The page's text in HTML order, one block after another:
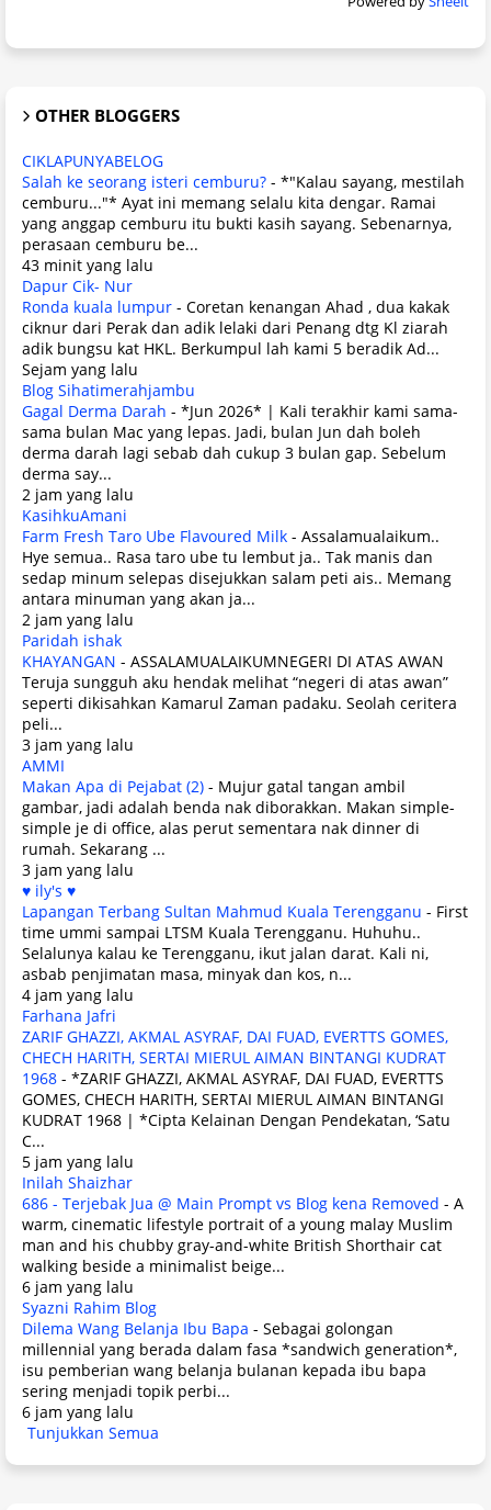
OTHER BLOGGERS
CIKLAPUNYABELOG
Salah ke seorang isteri cemburu? - *"Kalau sayang, mestilah
cemburu..."* Ayat ini memang selalu kita dengar. Ramai
yang anggap cemburu itu bukti kasih sayang. Sebenarnya,
perasaan cemburu be...
43 minit yang lalu
Dapur Cik- Nur
Ronda kuala lumpur - Coretan kenangan Ahad , dua kakak
ciknur dari Perak dan adik lelaki dari Penang dtg Kl ziarah
adik bungsu kat HKL. Berkumpul lah kami 5 beradik Ad...
Sejam yang lalu
Blog Sihatimerahjambu
Gagal Derma Darah - *Jun 2026* | Kali terakhir kami sama-
sama bulan Mac yang lepas. Jadi, bulan Jun dah boleh
derma darah lagi sebab dah cukup 3 bulan gap. Sebelum
derma say...
2 jam yang lalu
KasihkuAmani
Farm Fresh Taro Ube Flavoured Milk - Assalamualaikum..
Hye semua.. Rasa taro ube tu lembut ja.. Tak manis dan
sedap minum selepas disejukkan salam peti ais.. Memang
antara minuman yang akan ja...
2 jam yang lalu
Paridah ishak
KHAYANGAN - ASSALAMUALAIKUMNEGERI DI ATAS AWAN
Teruja sungguh aku hendak melihat “negeri di atas awan”
seperti dikisahkan Kamarul Zaman padaku. Seolah ceritera
peli...
3 jam yang lalu
AMMI
Makan Apa di Pejabat (2) - Mujur gatal tangan ambil
gambar, jadi adalah benda nak diborakkan. Makan simple-
simple je di office, alas perut sementara nak dinner di
rumah. Sekarang ...
3 jam yang lalu
♥ ily's ♥
Lapangan Terbang Sultan Mahmud Kuala Terengganu - First
time ummi sampai LTSM Kuala Terengganu. Huhuhu..
Selalunya kalau ke Terengganu, ikut jalan darat. Kali ni,
asbab penjimatan masa, minyak dan kos, n...
4 jam yang lalu
Farhana Jafri
ZARIF GHAZZI, AKMAL ASYRAF, DAI FUAD, EVERTTS GOMES,
CHECH HARITH, SERTAI MIERUL AIMAN BINTANGI KUDRAT
1968 - *ZARIF GHAZZI, AKMAL ASYRAF, DAI FUAD, EVERTTS
GOMES, CHECH HARITH, SERTAI MIERUL AIMAN BINTANGI
KUDRAT 1968 | *Cipta Kelainan Dengan Pendekatan, ‘Satu
C...
5 jam yang lalu
Inilah Shaizhar
686 - Terjebak Jua @ Main Prompt vs Blog kena Removed - A
warm, cinematic lifestyle portrait of a young malay Muslim
man and his chubby gray-and-white British Shorthair cat
walking beside a minimalist beige...
6 jam yang lalu
Syazni Rahim Blog
Dilema Wang Belanja Ibu Bapa - Sebagai golongan
millennial yang berada dalam fasa *sandwich generation*,
isu pemberian wang belanja bulanan kepada ibu bapa
sering menjadi topik perbi...
6 jam yang lalu
Tunjukkan Semua